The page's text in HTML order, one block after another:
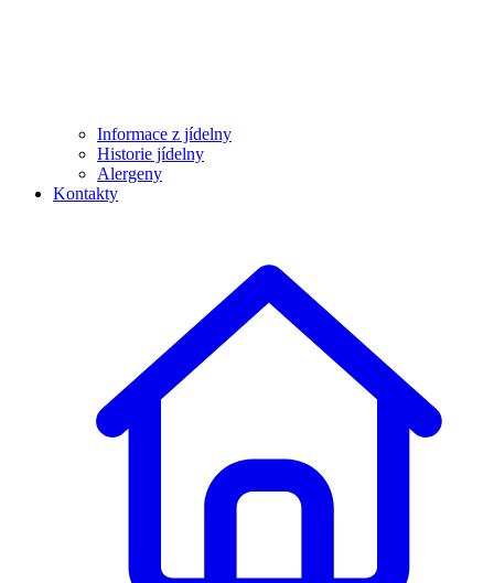
Informace z jídelny
Historie jídelny
Alergeny
Kontakty